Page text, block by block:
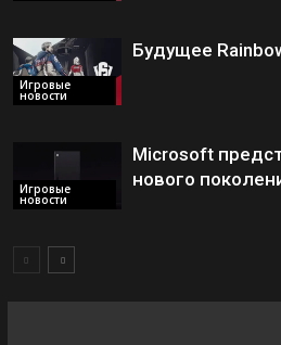
Игровые
новости
Будущее
Игровые
новости
Microsoft
нового